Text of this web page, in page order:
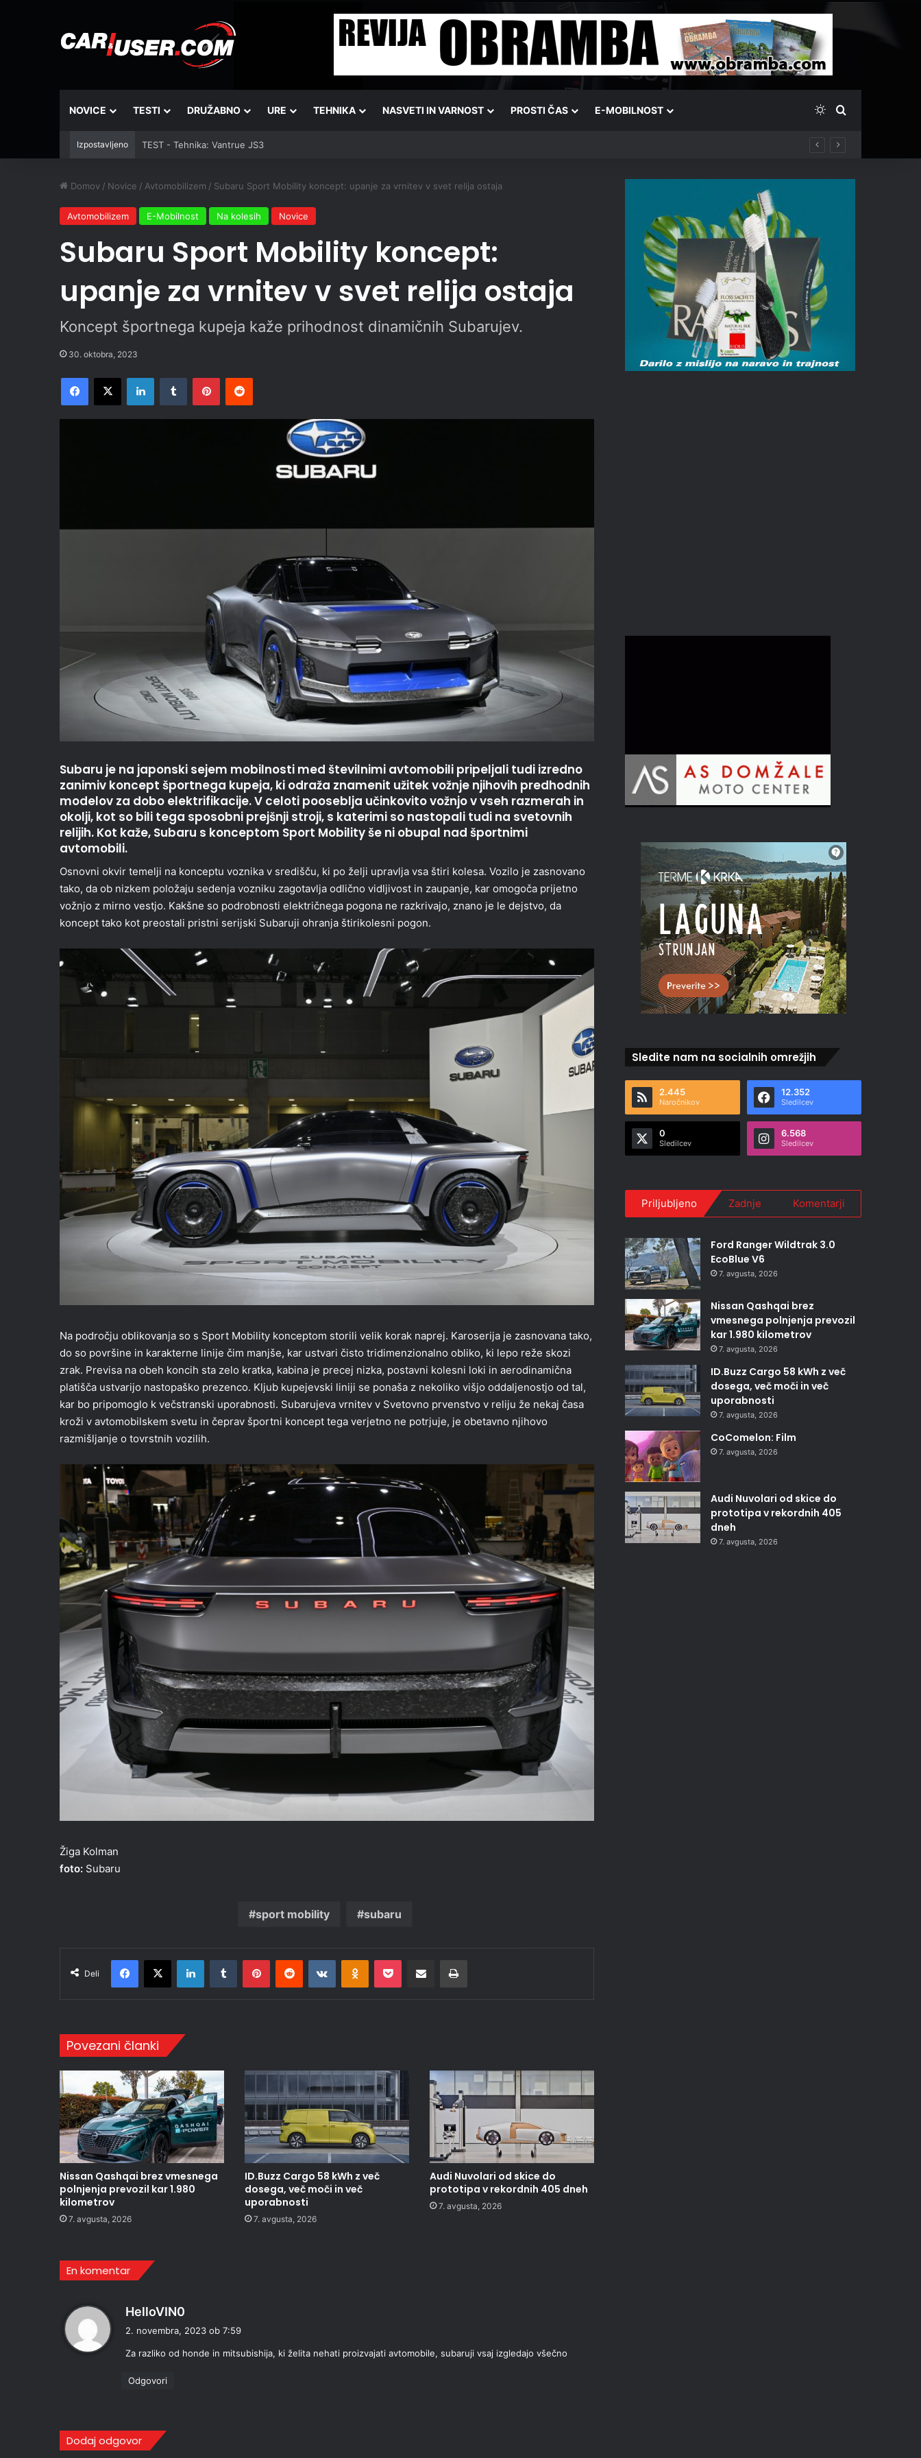
NOVICE TESTI DRUŽABNO URE TEHNIKA NASVETI IN VARNOST PROSTI ČAS E-MOBILNOST Switch skin
Išči
Izpostavljeno TEST - Tehnika: Vantrue JS3
Domov / Novice / Avtomobilizem / Subaru Sport Mobility koncept: upanje za vrnitev v svet relija ostaja
Avtomobilizem E-Mobilnost Na kolesih Novice
Subaru Sport Mobility koncept:
upanje za vrnitev v svet relija ostaja
Koncept športnega kupeja kaže prihodnost dinamičnih Subarujev.
30. oktobra, 2023
Facebook
X LinkedInTumblr PinterestReddit
Subaru je na japonski sejem mobilnosti med številnimi avtomobili pripeljali tudi izredno
zanimiv koncept športnega kupeja, ki odraža znamenit užitek vožnje njihovih predhodnih
modelov za dobo elektrifikacije. V celoti pooseblja učinkovito vožnjo v vseh razmerah in
okolji, kot so bili tega sposobni prejšnji stroji, s katerimi so nastopali tudi na svetovnih
relijih. Kot kaže, Subaru s konceptom Sport Mobility še ni obupal nad športnimi
avtomobili.
Osnovni okvir temelji na konceptu voznika v središču, ki po želji upravlja vsa štiri kolesa. Vozilo je zasnovano
tako, da ob nizkem položaju sedenja vozniku zagotavlja odlično vidljivost in zaupanje, kar omogoča prijetno
vožnjo z mirno vestjo. Kakšne so podrobnosti električnega pogona ne razkrivajo, znano je le dejstvo, da
koncept tako kot preostali pristni serijski Subaruji ohranja štirikolesni pogon.
Na področju oblikovanja so s Sport Mobility konceptom storili velik korak naprej. Karoserija je zasnovana tako,
do so površine in karakterne linije čim manjše, kar ustvari čisto tridimenzionalno obliko, ki lepo reže skozi
zrak. Previsa na obeh koncih sta zelo kratka, kabina je precej nizka, postavni kolesni loki in aerodinamična
platišča ustvarijo nastopaško prezenco. Kljub kupejevski liniji se ponaša z nekoliko višjo oddaljenostjo od tal,
kar bo pripomoglo k večstranski uporabnosti. Subarujeva vrnitev v Svetovno prvenstvo v reliju že nekaj časa
kroži v avtomobilskem svetu in čeprav športni koncept tega verjetno ne potrjuje, je obetavno njihovo
razmišljanje o tovrstnih vozilih.
Žiga Kolman
foto: Subaru
sport mobility subaru
Deli
Facebook
X LinkedInTumblr PinterestReddit VKontakteOdnoklassniki
Pocket Deli po epošti Natisni
Povezani članki
Nissan Qashqai brez vmesnega
polnjenja prevozil kar 1.980
kilometrov
7. avgusta, 2026
ID.Buzz Cargo 58 kWh z več
dosega, več moči in več
uporabnosti
7. avgusta, 2026
Audi Nuvolari od skice do
prototipa v rekordnih 405 dneh
7. avgusta, 2026
En komentar
HelloVIN0
v
2. novembra, 2023 ob 7:59
Za razliko od honde in mitsubishija, ki želita nehati proizvajati avtomobile, subaruji vsaj izgledajo všečno
Odgovori
Dodaj odgovor
Sledite nam na socialnih omrežjih
2.445
Naročnikov
12.352
Sledilcev
0
Sledilcev
6.568
Sledilcev
Priljubljeno Zadnje Komentarji
Ford Ranger Wildtrak 3.0
EcoBlue V6
7. avgusta, 2026
Nissan Qashqai brez
vmesnega polnjenja prevozil
kar 1.980 kilometrov
7. avgusta, 2026
ID.Buzz Cargo 58 kWh z več
dosega, več moči in več
uporabnosti
7. avgusta, 2026
CoComelon: Film
7. avgusta, 2026
Audi Nuvolari od skice do
prototipa v rekordnih 405
dneh
7. avgusta, 2026